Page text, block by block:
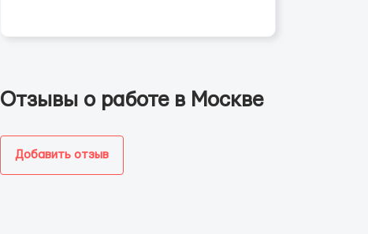
Отзывы о работе в Москве
Добавить отзыв